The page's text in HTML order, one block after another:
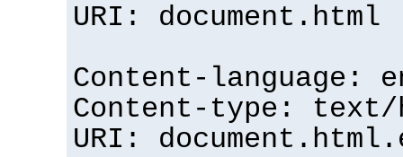
URI: document.html
Content-language:
Content-type: text/
URI: